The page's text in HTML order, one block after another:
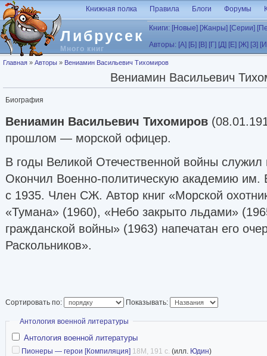
Перейти к основному содержанию
Либрусек
Много книг
Книжная полка Правила Блоги Форумы
Книги: [Новые] [Жанры] [Серии]
Авторы: [А] [Б] [В] [Г] [Д] [Е] [Ж] [З]
Вы здесь
Главная » Авторы » Вениамин Васильевич Тихомиров
Вениамин Васильевич
Биография
Вениамин Васильевич Тихомиров
прошлом — морской офицер.
В годы Великой Отечественной войны
Окончил Военно-политическую академию им.
с 1935. Член СЖ. Автор книг «Морской
«Тумана» (1960), «Небо закрыто льдами»
гражданской войны» (1963) напечатан его
Раскольников».
Сортировать по: Показывать:
Скрыть
Антология военной литературы
Антология военной литературы
Пионеры — герои [Компиляция] 18M, 191 с. (илл. Юдин)